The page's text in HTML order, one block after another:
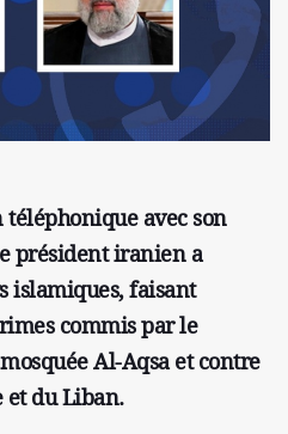
avec son
président iranien a
islamiques, faisant
commis par le
Al-Aqsa et contre
et du Liban.